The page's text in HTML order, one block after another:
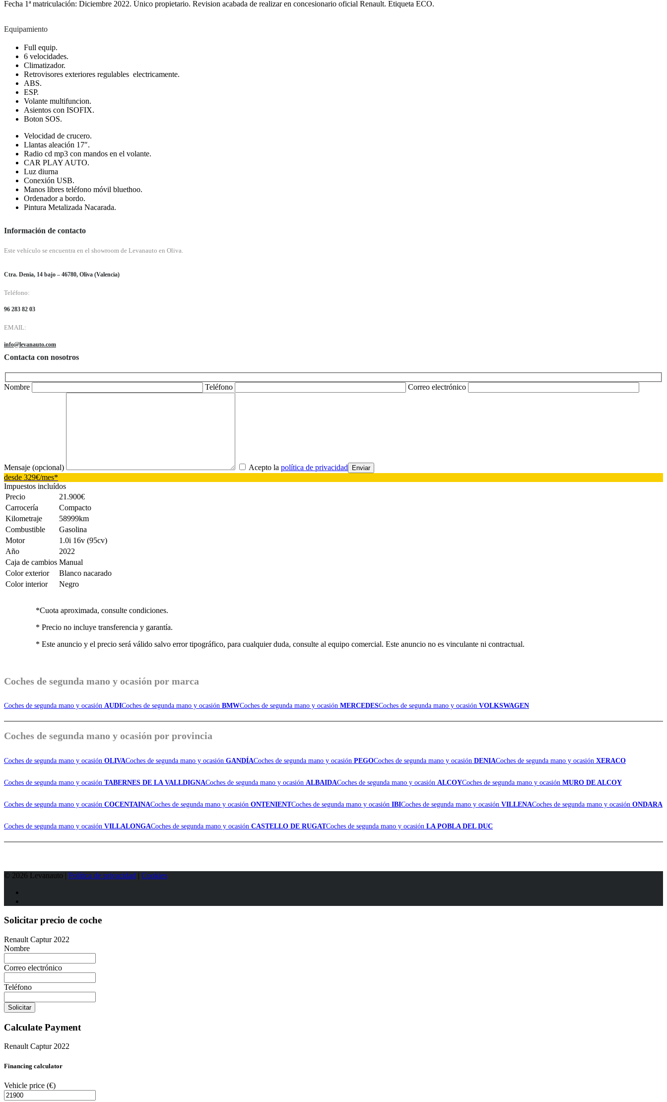
Fecha 1ª matriculación: Diciembre 2022. Único propietario. Revision acabada de realizar en concesionario oficial Renault. Etiqueta ECO.
Equipamiento
Full equip.
6 velocidades.
Climatizador.
Retrovisores exteriores regulables electricamente.
ABS.
ESP.
Volante multifuncion.
Asientos con ISOFIX.
Boton SOS.
Velocidad de crucero.
Llantas aleación 17″.
Radio cd mp3 con mandos en el volante.
CAR PLAY AUTO.
Luz diurna
Conexión USB.
Manos libres teléfono móvil bluethoo.
Ordenador a bordo.
Pintura Metalizada Nacarada.
Información de contacto
Este vehículo se encuentra en el showroom de Levanauto en Oliva.
Ctra. Denia, 14 bajo – 46780, Oliva (Valencia)
Teléfono:
96 283 82 03
EMAIL:
info@levanauto.com
Contacta con nosotros
Nombre Teléfono Correo electrónico
Mensaje (opcional) Acepto la política de privacidad
desde 329€/mes*
Impuestos incluídos
Precio
21.900€
Carrocería
Compacto
Kilometraje
58999km
Combustible
Gasolina
Motor
1.0i 16v (95cv)
Año
2022
Caja de cambios Manual
Color exterior
Blanco nacarado
Color interior
Negro
*Cuota aproximada, consulte condiciones.
* Precio no incluye transferencia y garantía.
* Este anuncio y el precio será válido salvo error tipográfico, para cualquier duda, consulte al equipo comercial. Este anuncio no es vinculante ni contractual.
Coches de segunda mano y ocasión por marca
Coches de segunda mano y ocasión AUDICoches de segunda mano y ocasión BMWCoches de segunda mano y ocasión MERCEDESCoches de segunda mano y ocasión VOLKSWAGEN
Coches de segunda mano y ocasión por provincia
Coches de segunda mano y ocasión OLIVACoches de segunda mano y ocasión GANDÍACoches de segunda mano y ocasión PEGOCoches de segunda mano y ocasión DENIACoches de segunda mano y ocasión XERACO
Coches de segunda mano y ocasión TABERNES DE LA VALLDIGNACoches de segunda mano y ocasión ALBAIDACoches de segunda mano y ocasión ALCOYCoches de segunda mano y ocasión MURO DE ALCOY
Coches de segunda mano y ocasión COCENTAINACoches de segunda mano y ocasión ONTENIENTCoches de segunda mano y ocasión IBICoches de segunda mano y ocasión VILLENACoches de segunda mano y ocasión ONDARA
Coches de segunda mano y ocasión VILLALONGACoches de segunda mano y ocasión CASTELLO DE RUGATCoches de segunda mano y ocasión LA POBLA DEL DUC
© 2026 Levanauto | Política de privacidad | Cookies
Solicitar precio de coche
Renault Captur 2022
Nombre
Correo electrónico
Teléfono
Solicitar
Calculate Payment
Renault Captur 2022
Financing calculator
Vehicle price (€)